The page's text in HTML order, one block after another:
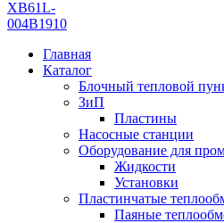
Главная
Каталог
Блочный тепловой
ЗиП
Пластины
Насосные станции
Оборудование для
Жидкости
Установки
Пластинчатые
Паяные